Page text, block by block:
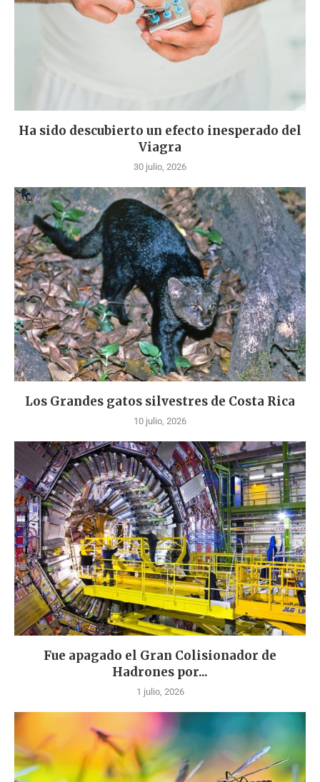
Ha sido descubierto un efecto inesperado del
Viagra
30 julio, 2026
Los Grandes gatos silvestres de Costa Rica
10 julio, 2026
Fue apagado el Gran Colisionador de
Hadrones por...
1 julio, 2026